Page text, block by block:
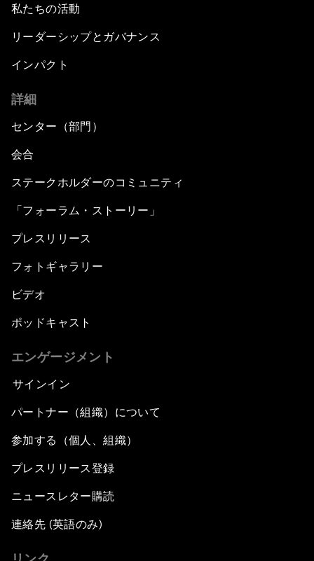
私たちの活動
リーダーシップとガバナンス
インパクト
詳細
センター（部門）
会合
ステークホルダーのコミュニティ
「フォーラム・ストーリー」
プレスリリース
フォトギャラリー
ビデオ
ポッドキャスト
エンゲージメント
サインイン
パートナー（組織）について
参加する（個人、組織）
プレスリリース登録
ニュースレター購読
連絡先 (英語のみ)